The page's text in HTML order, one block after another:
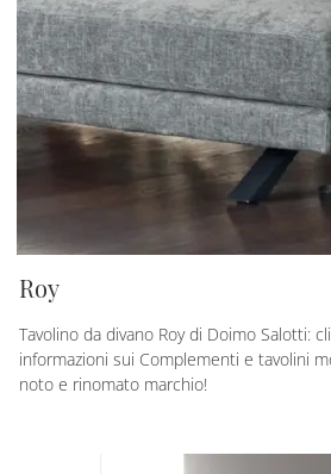
Roy
Tavolino da divano Roy di Doimo Salotti:
informazioni sui Complementi e tavolini
noto e rinomato marchio!